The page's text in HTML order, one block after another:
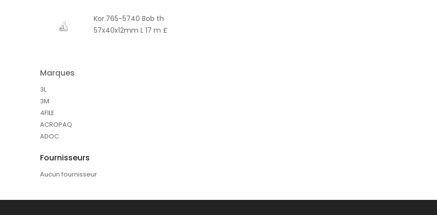
Kor.765-5740 Bob th
57x40x12mm L 17 m £
Marques
3L
3M
4FILE
ACROPAQ
ADOC
Fournisseurs
Aucun fournisseur